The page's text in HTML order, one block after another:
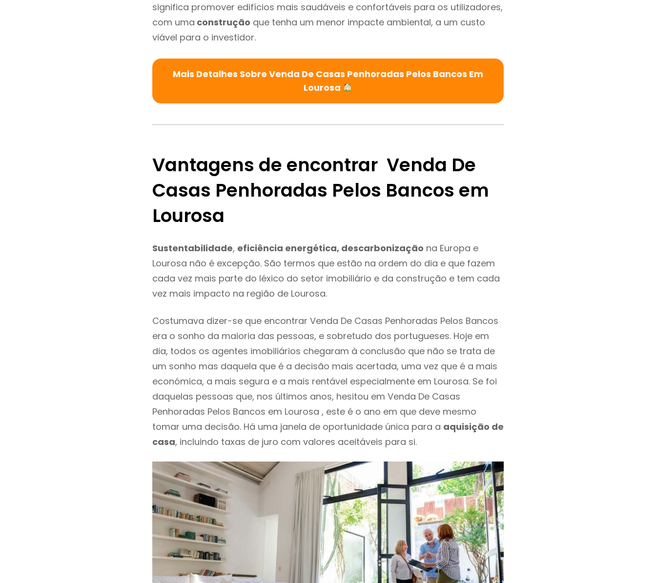
significa promover edifícios mais saudáveis e confortáveis para os utilizadores,
com uma construção que tenha um menor impacte ambiental, a um custo
viável para o investidor.
Mais Detalhes Sobre Venda De Casas Penhoradas Pelos Bancos Em
Lourosa
Vantagens de encontrar Venda De
Casas Penhoradas Pelos Bancos em
Lourosa
Sustentabilidade, eficiência energética, descarbonização na Europa e
Lourosa não é excepção. São termos que estão na ordem do dia e que fazem
cada vez mais parte do léxico do setor imobiliário e da construção e tem cada
vez mais impacto na região de Lourosa.
Costumava dizer-se que encontrar Venda De Casas Penhoradas Pelos Bancos
era o sonho da maioria das pessoas, e sobretudo dos portugueses. Hoje em
dia, todos os agentes imobiliários chegaram à conclusão que não se trata de
um sonho mas daquela que é a decisão mais acertada, uma vez que é a mais
económica, a mais segura e a mais rentável especialmente em Lourosa. Se foi
daquelas pessoas que, nos últimos anos, hesitou em Venda De Casas
Penhoradas Pelos Bancos em Lourosa , este é o ano em que deve mesmo
tomar uma decisão. Há uma janela de oportunidade única para a aquisição de
casa, incluindo taxas de juro com valores aceitáveis para si.